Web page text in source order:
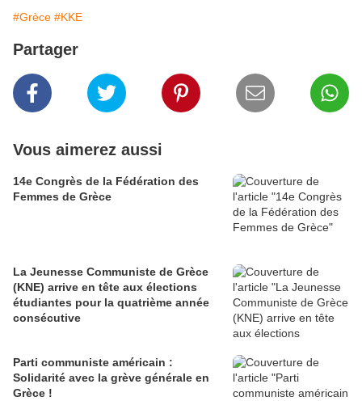
#Grèce #KKE
Partager
Vous aimerez aussi
14e Congrès de la Fédération des
Femmes de Grèce
La Jeunesse Communiste de Grèce
(KNE) arrive en tête aux élections
étudiantes pour la quatrième année
consécutive
Parti communiste américain :
Solidarité avec la grève générale en
Grèce !